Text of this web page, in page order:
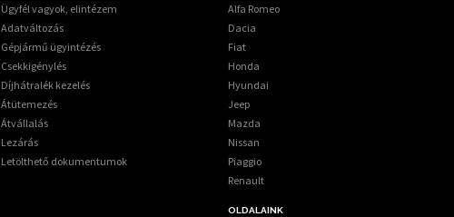
Ügyfél vagyok, elintézem
Adatváltozás
Gépjármű ügyintézés
Csekkigénylés
Díjhátralék kezelés
Átütemezés
Átvállalás
Lezárás
Letölthető dokumentumok
Alfa Romeo
Dacia
Fiat
Honda
Hyundai
Jeep
Mazda
Nissan
Piaggio
Renault
OLDALAINK